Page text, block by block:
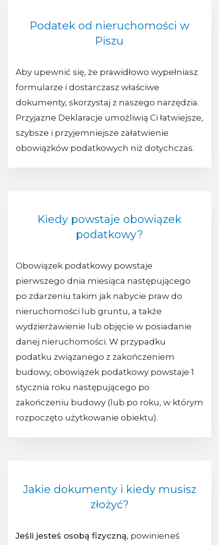
Podatek od nieruchomości w
Piszu
Aby upewnić się, że prawidłowo wypełniasz
formularze i dostarczasz właściwe
dokumenty, skorzystaj z naszego narzędzia.
Przyjazne Deklaracje umożliwią Ci łatwiejsze,
szybsze i przyjemniejsze załatwienie
obowiązków podatkowych niż dotychczas.
Kiedy powstaje obowiązek
podatkowy?
Obowiązek podatkowy powstaje
pierwszego dnia miesiąca następującego
po zdarzeniu takim jak nabycie praw do
nieruchomości lub gruntu, a także
wydzierżawienie lub objęcie w posiadanie
danej nieruchomości. W przypadku
podatku związanego z zakończeniem
budowy, obowiązek podatkowy powstaje 1
stycznia roku następującego po
zakończeniu budowy (lub po roku, w którym
rozpoczęto użytkowanie obiektu).
Jakie dokumenty i kiedy musisz
złożyć?
Jeśli jesteś osobą fizyczną, powinieneś